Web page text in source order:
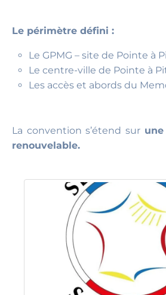
Le périmètre défini :
Le GPMG – site de Pointe à
Le centre-ville de Pointe à
Les accès et abords du
La convention s’étend sur
renouvelable.